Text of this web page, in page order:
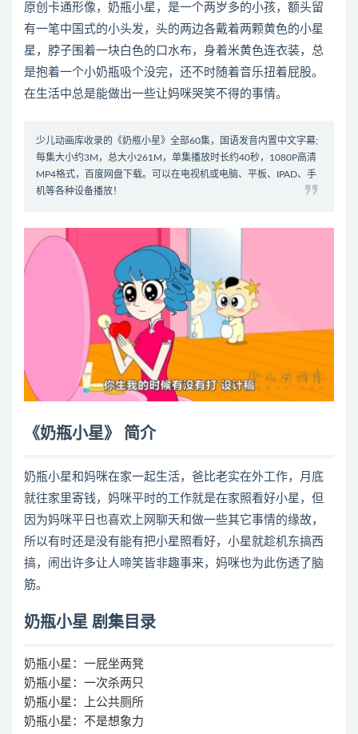
原创卡通形像，奶瓶小星，是一个两岁多的小孩，额头留
有一笔中国式的小头发，头的两边各戴着两颗黄色的小星
星，脖子围着一块白色的口水布，身着米黄色连衣装，总
是抱着一个小奶瓶吸个没完，还不时随着音乐扭着屁股。
在生活中总是能做出一些让妈咪哭笑不得的事情。
少儿动画库收录的《奶瓶小星》全部60集，国语发音内置中文字幕;
每集大小约3M，总大小261M，单集播放时长约40秒，1080P高清
MP4格式，百度网盘下载。可以在电视机或电脑、平板、IPAD、手
机等各种设备播放！
《奶瓶小星》 简介
奶瓶小星和妈咪在家一起生活，爸比老实在外工作，月底
就往家里寄钱，妈咪平时的工作就是在家照看好小星，但
因为妈咪平日也喜欢上网聊天和做一些其它事情的缘故，
所以有时还是没有能有把小星照看好，小星就趁机东搞西
搞，闹出许多让人啼笑皆非趣事来，妈咪也为此伤透了脑
筋。
奶瓶小星 剧集目录
奶瓶小星：一屁坐两凳
奶瓶小星：一次杀两只
奶瓶小星：上公共厕所
奶瓶小星：不是想象力